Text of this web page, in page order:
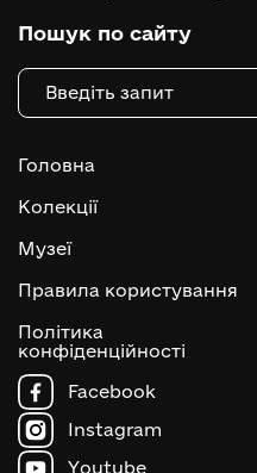
Пошук по сайту
Головна
Колекції
Музеї
Правила користування
Політика
конфіденційності
Facebook
Instagram
Youtube